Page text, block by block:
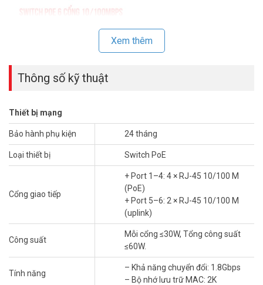
Switch POE DAHUAcó hiệu suất ổn định cho hoạt động lâu dài. Với
đặt tính chuyên dụng và giá thành thấp đây sẽ là một thiết bị không
thể thiếu cho hệ thống camera IP. Sản phẩm đang có giá ưu đãi tốt
và bảo hành 24 tháng trên toàn quốc tại Vuhoangtelecom.
Thông số kỹ thuật Switch POE 6 cổng
10/100Mbps DAHUA DH-PFS3006-4ET-
60
– Hỗ trợ tính năng PoE Watchdog.
Xem thêm
Thông số kỹ thuật
Thiết bị mạng
Bảo hành phụ kiện 24 tháng
Loại thiết bị Switch PoE
Cổng giao tiếp
+ Port 1–4: 4 × RJ-45 10/100 M
(PoE)
+ Port 5–6: 2 × RJ-45 10/100 M
(uplink)
Công suất
Mỗi cổng ≤30W, Tổng công suất
≤60W.
Tính năng
– Khả năng chuyển đổi: 1.8Gbps
– Bộ nhớ lưu trữ MAC: 2K